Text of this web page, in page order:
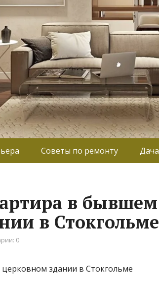
Советы по ремонту Дача
в бывшем
в Стокгольме
0